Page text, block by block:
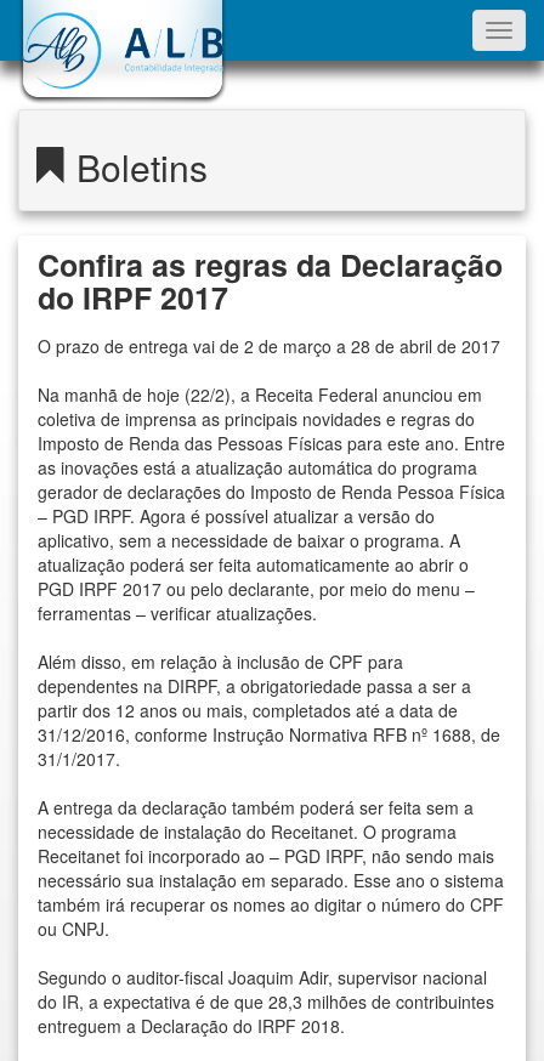
Boletins
Confira as regras da Declaração
do IRPF 2017
O prazo de entrega vai de 2 de março a 28 de abril de 2017
Na manhã de hoje (22/2), a Receita Federal anunciou em
coletiva de imprensa as principais novidades e regras do
Imposto de Renda das Pessoas Físicas para este ano. Entre
as inovações está a atualização automática do programa
gerador de declarações do Imposto de Renda Pessoa Física
– PGD IRPF. Agora é possível atualizar a versão do
aplicativo, sem a necessidade de baixar o programa. A
atualização poderá ser feita automaticamente ao abrir o
PGD IRPF 2017 ou pelo declarante, por meio do menu –
ferramentas – verificar atualizações.
Além disso, em relação à inclusão de CPF para
dependentes na DIRPF, a obrigatoriedade passa a ser a
partir dos 12 anos ou mais, completados até a data de
31/12/2016, conforme Instrução Normativa RFB nº 1688, de
31/1/2017.
A entrega da declaração também poderá ser feita sem a
necessidade de instalação do Receitanet. O programa
Receitanet foi incorporado ao – PGD IRPF, não sendo mais
necessário sua instalação em separado. Esse ano o sistema
também irá recuperar os nomes ao digitar o número do CPF
ou CNPJ.
Segundo o auditor-fiscal Joaquim Adir, supervisor nacional
do IR, a expectativa é de que 28,3 milhões de contribuintes
entreguem a Declaração do IRPF 2018.